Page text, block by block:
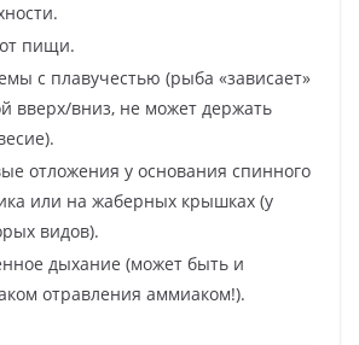
пищи.
с плавучестью (рыба «зависает»
вверх/вниз, не может держать
отложения у основания спинного
или на жаберных крышках (у
видов).
дыхание (может быть и
отравления аммиаком!).